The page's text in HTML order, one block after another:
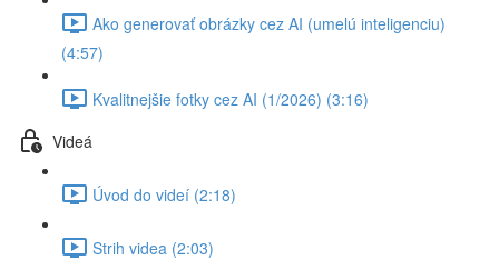
Ako generovať obrázky cez AI (umelú inteligenciu)
(4:57)
Kvalitnejšie fotky cez AI (1/2026) (3:16)
Videá
Úvod do videí (2:18)
Strih videa (2:03)